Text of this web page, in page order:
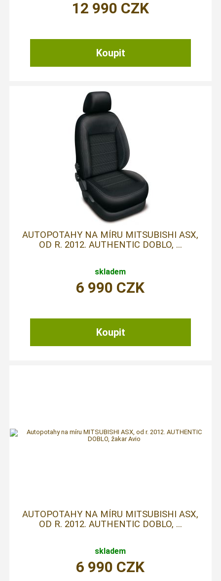
12 990 CZK
AUTOPOTAHY NA MÍRU MITSUBISHI ASX,
OD R. 2012. AUTHENTIC DOBLO, ...
skladem
6 990 CZK
AUTOPOTAHY NA MÍRU MITSUBISHI ASX,
OD R. 2012. AUTHENTIC DOBLO, ...
skladem
6 990 CZK